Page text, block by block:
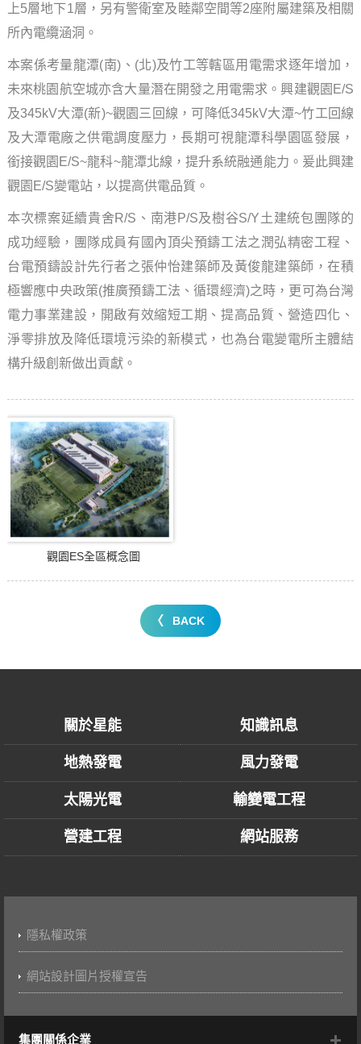
上5層地下1層，另有警衛室及睦鄰空間等2座附屬建築及相關
所內電纜涵洞。
本案係考量龍潭(南) 、 (北)及竹工等轄區用電需求逐年增加，
未來桃園航空城亦含大量潛在開發之用電需求。興建觀園E/S
及345kV大潭(新)~觀園三回線，可降低345kV大潭~竹工回線
及大潭電廠之供電調度壓力，長期可視龍潭科學園區發展，
銜接觀園E/S~龍科~龍潭北線，提升系統融通能力。爰此興建
觀園E/S變電站，以提高供電品質。
本次標案延續貴舍R/S 、南港P/S及樹谷S/Y 土建統包團隊的
成功經驗，團隊成員有國內頂尖預鑄工法之潤弘精密工程、
台電預鑄設計先行者之張仲怡建築師及黃俊龍建築師，在積
極響應中央政策(推廣預鑄工法、循環經濟)之時，更可為台灣
電力事業建設，開啟有效縮短工期、提高品質、營造四化、
淨零排放及降低環境污染的新模式，也為台電變電所主體結
構升級創新做出貢獻。
觀園ES全區概念圖
BACK
關於星能 知識訊息
地熱發電 風力發電
太陽光電 輸變電工程
營建工程 網站服務
隱私權政策
網站設計圖片授權宣告
集團關係企業